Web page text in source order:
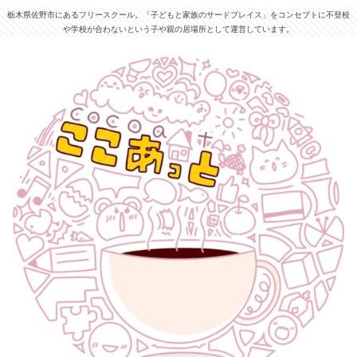
栃木県佐野市にあるフリースクール。「子どもと家族のサードプレイス」をコンセプトに不登校
や学校が合わないという子や親の居場所として運営しています。